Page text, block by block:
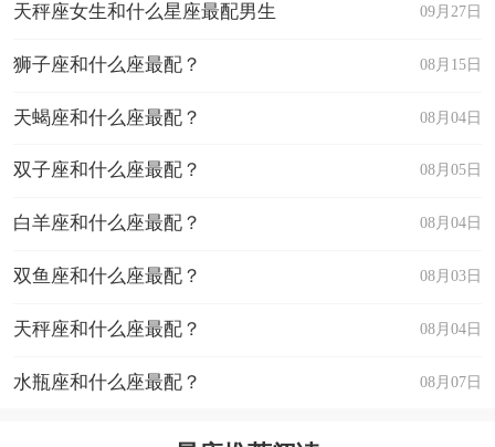
09月27日
天秤座女生和什么星座最配男生
08月15日
狮子座和什么座最配？
08月04日
天蝎座和什么座最配？
08月05日
双子座和什么座最配？
08月04日
白羊座和什么座最配？
08月03日
双鱼座和什么座最配？
08月04日
天秤座和什么座最配？
08月07日
水瓶座和什么座最配？